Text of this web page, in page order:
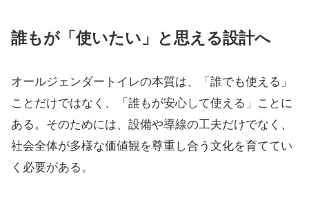
誰もが「使いたい」と思える設計へ
オールジェンダートイレの本質は、「誰でも使える」
ことだけではなく、「誰もが安心して使える」ことに
ある。そのためには、設備や導線の工夫だけでなく、
社会全体が多様な価値観を尊重し合う文化を育ててい
く必要がある。